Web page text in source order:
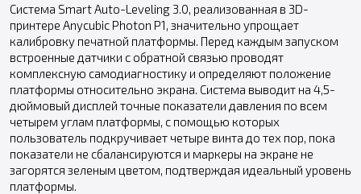
Система Smart Auto-Leveling 3.0, реализованная в 3D-
принтере Anycubic Photon P1, значительно упрощает
калибровку печатной платформы. Перед каждым запуском
встроенные датчики с обратной связью проводят
комплексную самодиагностику и определяют положение
платформы относительно экрана. Система выводит на 4,5-
дюймовый дисплей точные показатели давления по всем
четырем углам платформы, с помощью которых
пользователь подкручивает четыре винта до тех пор, пока
показатели не сбалансируются и маркеры на экране не
загорятся зеленым цветом, подтверждая идеальный уровень
платформы.